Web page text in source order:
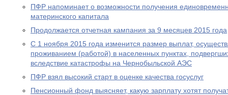
ПФР напоминает о возможности получения
материнского капитала
Продолжается отчетная кампания за 9 месяцев 2015 года
С 1 ноября 2015 года изменится размер выплат,
проживанием (работой) в населенных пунктах,
вследствие катастрофы на Чернобыльской АЭС
ПФР взял высокий старт в оценке качества госуслуг
Пенсионный фонд выясняет, какую зарплату хотят